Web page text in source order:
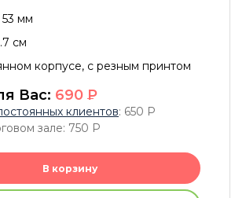
мм
см
корпусе, с резным принтом
Вас: 690 P
клиентов: 650 P
зале: 750 P
В корзину